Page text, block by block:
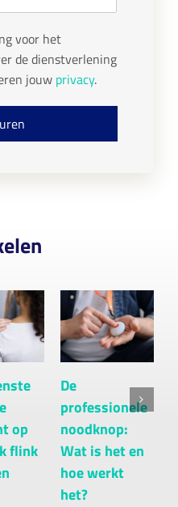
t
r
n
a
a
m
voor het
de dienstverlening
jouw privacy.
op
flink
De
professionele
noodknop:
Wat is het en
hoe werkt
het?